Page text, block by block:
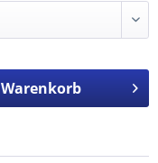
Warenkorb